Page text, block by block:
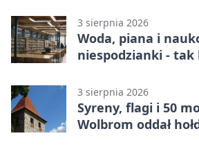
3 sierpnia 2026
Woda, piana i
niespodzianki - tak
3 sierpnia 2026
Syreny, flagi i 50
Wolbrom oddał